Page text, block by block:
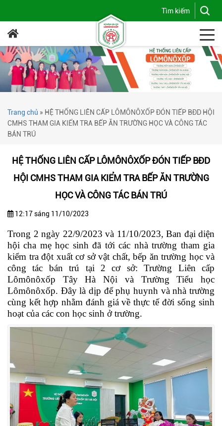
Trang chủ » HỆ THỐNG LIÊN CẤP LÔMÔNÔXỐP ĐÓN TIẾP BĐD HỘI
CMHS THAM GIA KIỂM TRA BẾP ĂN TRƯỜNG HỌC VÀ CÔNG TÁC
BÁN TRÚ
HỆ THỐNG LIÊN CẤP LÔMÔNÔXỐP ĐÓN TIẾP BĐD
HỘI CMHS THAM GIA KIỂM TRA BẾP ĂN TRƯỜNG
HỌC VÀ CÔNG TÁC BÁN TRÚ
12:17 sáng 11/10/2023
Trong 2 ngày 22/9/2023 và 11/10/2023, Ban đại diện
hội cha mẹ học sinh đã tới các nhà trường tham gia
kiểm tra đột xuất cơ sở vật chất, bếp ăn trường học và
công tác bán trú tại 2 cơ sở: Trường Liên cấp
Lômônôxốp Tây Hà Nội và Trường Tiểu học
Lômônôxốp. Đây là dịp để phụ huynh và nhà trường
cùng kết hợp nhằm đánh giá về thực tế đời sống sinh
hoạt của các con học sinh ở trường.